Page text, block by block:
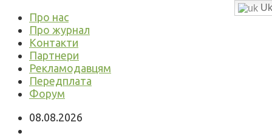
Про нас
Про журнал
Контакти
Партнери
Рекламодавцям
Передплата
Форум
08.08.2026